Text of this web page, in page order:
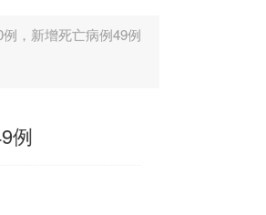
，新增死亡病例49例
例